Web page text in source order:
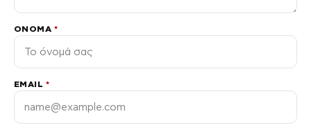
ΌΝΟΜΑ *
EMAIL *